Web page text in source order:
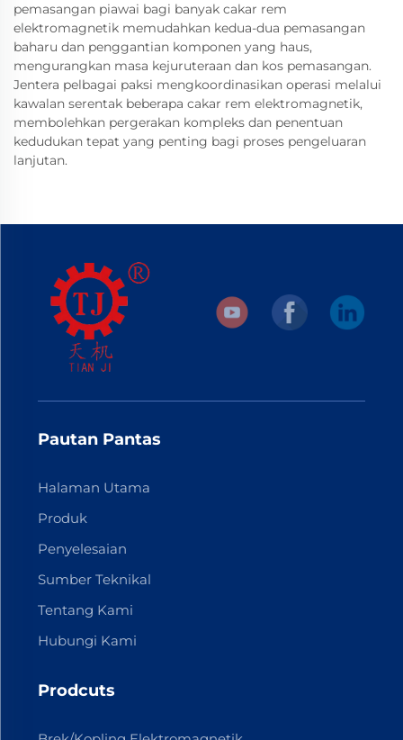
pemasangan piawai bagi banyak cakar rem
elektromagnetik memudahkan kedua-dua pemasangan
baharu dan penggantian komponen yang haus,
mengurangkan masa kejuruteraan dan kos pemasangan.
Jentera pelbagai paksi mengkoordinasikan operasi melalui
kawalan serentak beberapa cakar rem elektromagnetik,
membolehkan pergerakan kompleks dan penentuan
kedudukan tepat yang penting bagi proses pengeluaran
lanjutan.
Pautan Pantas
Halaman Utama
Produk
Penyelesaian
Sumber Teknikal
Tentang Kami
Hubungi Kami
Prodcuts